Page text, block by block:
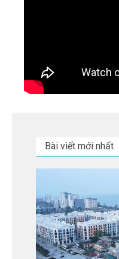
Bài viết mới nhất